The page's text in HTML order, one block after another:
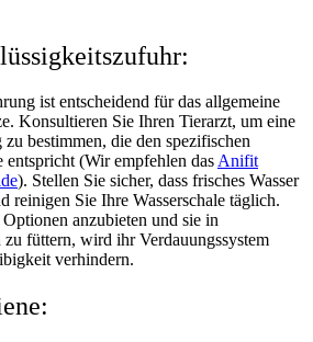
ist entscheidend für das allgemeine
Konsultieren Sie Ihren Tierarzt, um eine
bestimmen, die den spezifischen
(Wir empfehlen dasAnifit
). Stellen Sie sicher, dass frisches Wasser
reinigen Sie Ihre Wasserschale täglich.
anzubieten und sie in
zu füttern, wird ihr Verdauungssystem
verhindern.